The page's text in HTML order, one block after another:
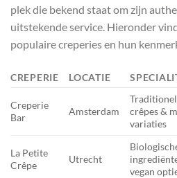
plek die bekend staat om zijn
uitstekende service. Hieronder
populaire creperies en hun
CREPERIE LOCATIE
Creperie
Bar
Amsterdam
crêpes &
variaties
La Petite
Crêpe
Utrecht
vegan